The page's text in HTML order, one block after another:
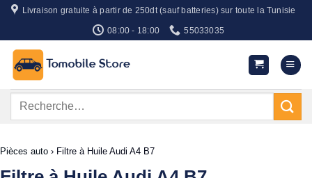
Passer
contenu
Livraison gratuite à partir de 250dt (sauf batteries) sur toute la Tunisie
08:00 - 18:00 55033035
Recherche
Pièces auto › Filtre à Huile Audi A4 B7